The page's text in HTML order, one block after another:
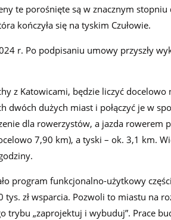
te porośnięte są w znacznym stopniu
kończyła się na tyskim Czułowie.
r. Po podpisaniu umowy przyszły
z Katowicami, będzie liczyć
dwóch dużych miast i połączyć je w
dla rowerzystów, a jazda rowerem
7,90 km), a tyski – ok. 3,1 km.
program funkcjonalno-użytkowy
tys. zł wsparcia. Pozwoli to miastu na
trybu „zaprojektuj i wybuduj”. Prace